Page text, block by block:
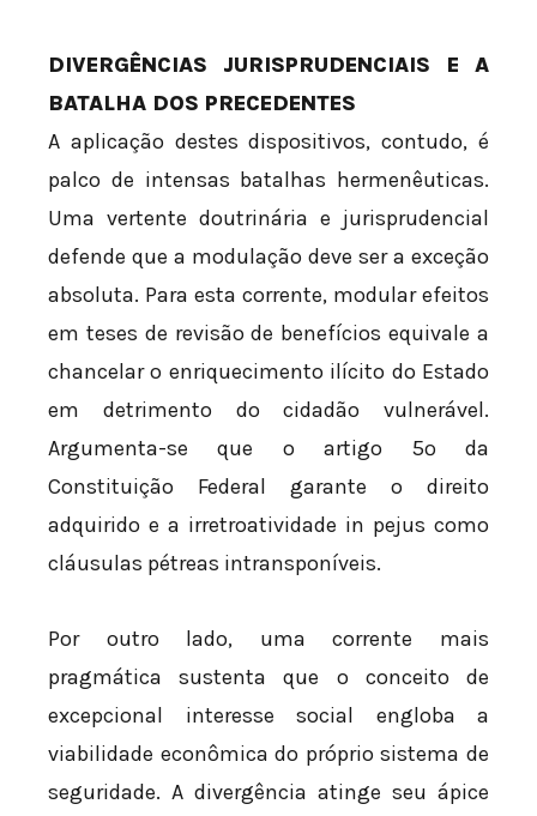
DIVERGÊNCIAS JURISPRUDENCIAIS E A
BATALHA DOS PRECEDENTES
A aplicação destes dispositivos, contudo, é
palco de intensas batalhas hermenêuticas.
Uma vertente doutrinária e jurisprudencial
defende que a modulação deve ser a exceção
absoluta. Para esta corrente, modular efeitos
em teses de revisão de benefícios equivale a
chancelar o enriquecimento ilícito do Estado
em detrimento do cidadão vulnerável.
Argumenta-se que o artigo 5º da
Constituição Federal garante o direito
adquirido e a irretroatividade in pejus como
cláusulas pétreas intransponíveis.
Por outro lado, uma corrente mais
pragmática sustenta que o conceito de
excepcional interesse social engloba a
viabilidade econômica do próprio sistema de
seguridade. A divergência atinge seu ápice